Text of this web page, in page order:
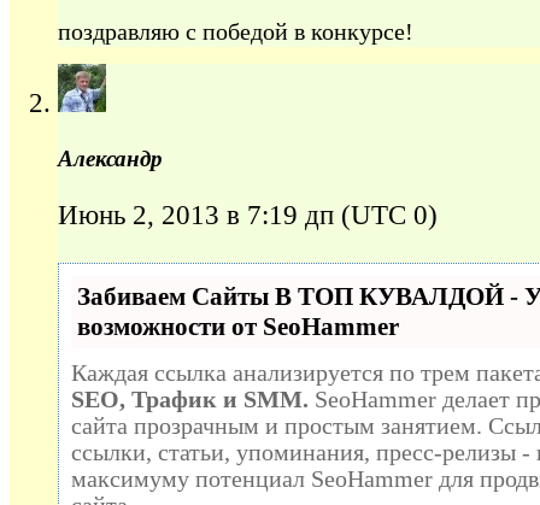
поздравляю с победой в конкурсе!
Александр
Июнь 2, 2013 в 7:19 дп (UTC 0)
Забиваем Сайты В ТОП КУВАЛДОЙ -
возможности от SeoHammer
Каждая ссылка анализируется по трем
SEO, Трафик и SMM. SeoHammer делает
сайта прозрачным и простым занятием.
ссылки, статьи, упоминания, пресс-релизы -
максимуму потенциал SeoHammer для